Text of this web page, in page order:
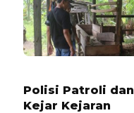
Polisi Patroli dan
Kejar Kejaran